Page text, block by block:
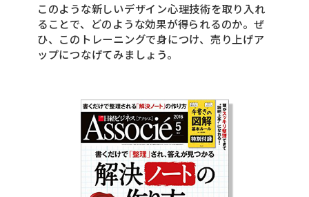
このような新しいデザイン心理技術を取り入れ
ることで、どのような効果が得られるのか。ぜ
ひ、このトレーニングで身につけ、売り上げア
ップにつなげてみましょう。